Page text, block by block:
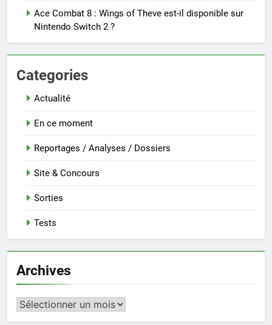
Ace Combat 8 : Wings of Theve est-il disponible sur
Nintendo Switch 2 ?
Categories
Actualité
En ce moment
Reportages / Analyses / Dossiers
Site & Concours
Sorties
Tests
Archives
Archives